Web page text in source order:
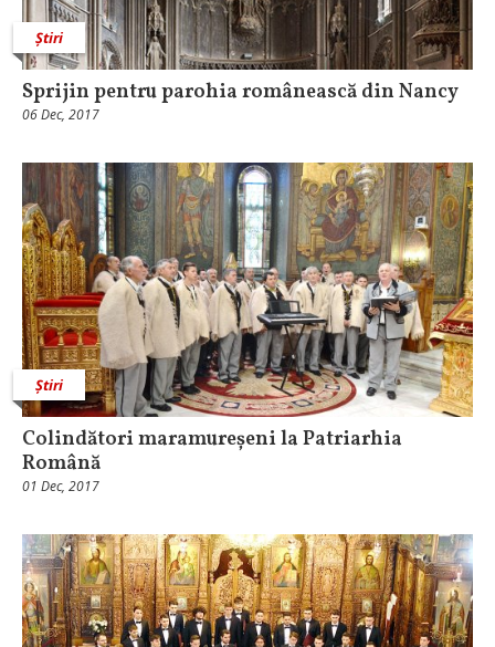
Știri
Sprijin pentru parohia românească din Nancy
06 Dec, 2017
Știri
Colindători maramureșeni la Patriarhia
Română
01 Dec, 2017